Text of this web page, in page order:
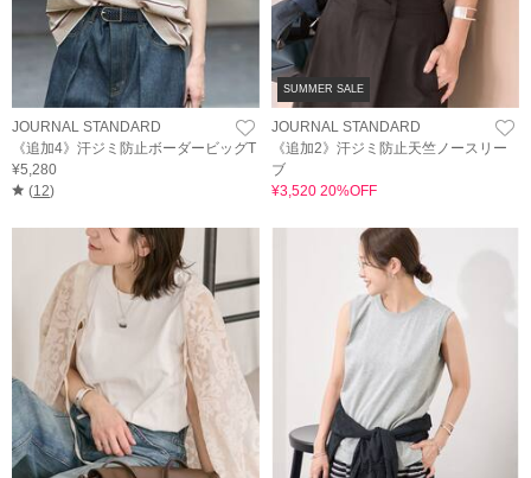
JOURNAL STANDARD
《追加4》汗ジミ防止ボーダービッグT
¥5,280
(12)
SUMMER SALE
JOURNAL STANDARD
《追加2》汗ジミ防止天竺ノースリー
ブ
¥3,520 20%OFF